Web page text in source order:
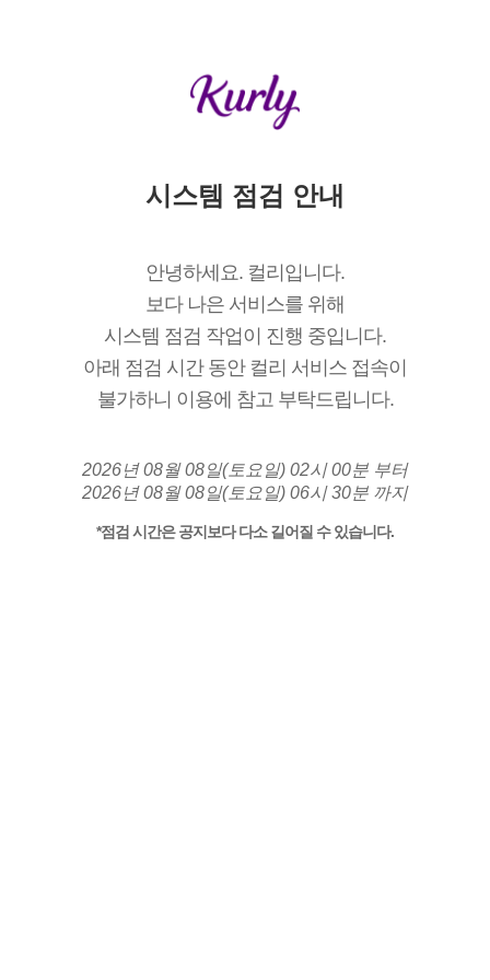
시스템 점검 안내
안녕하세요. 컬리입니다.
보다 나은 서비스를 위해
시스템 점검 작업이 진행 중입니다.
아래 점검 시간 동안 컬리 서비스 접속이
불가하니 이용에 참고 부탁드립니다.
2026년 08월 08일(토요일) 02시 00분 부터
2026년 08월 08일(토요일) 06시 30분 까지
*점검 시간은 공지보다 다소 길어질 수 있습니다.